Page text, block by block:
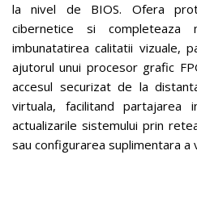
la nivel de BIOS. Ofera
cibernetice si completeaza
imbunatatirea calitatii vizuale,
ajutorul unui procesor grafic
accesul securizat de la
virtuala, facilitand partajarea
actualizarile sistemului prin
sau configurarea suplimentara a